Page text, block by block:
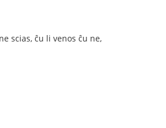
scias, ĉu li venos ĉu ne,